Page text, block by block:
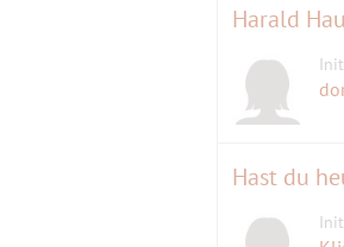
Harald
Hast du